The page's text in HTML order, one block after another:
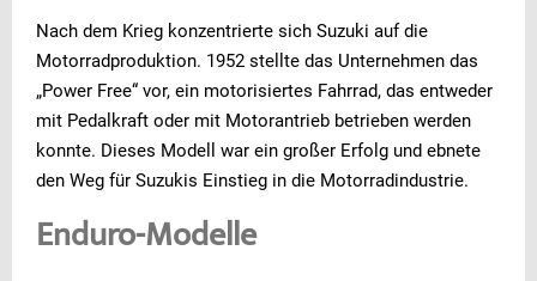
Nach dem Krieg konzentrierte sich Suzuki auf die
Motorradproduktion. 1952 stellte das Unternehmen das
„Power Free“ vor, ein motorisiertes Fahrrad, das entweder
mit Pedalkraft oder mit Motorantrieb betrieben werden
konnte. Dieses Modell war ein großer Erfolg und ebnete
den Weg für Suzukis Einstieg in die Motorradindustrie.
Enduro-Modelle